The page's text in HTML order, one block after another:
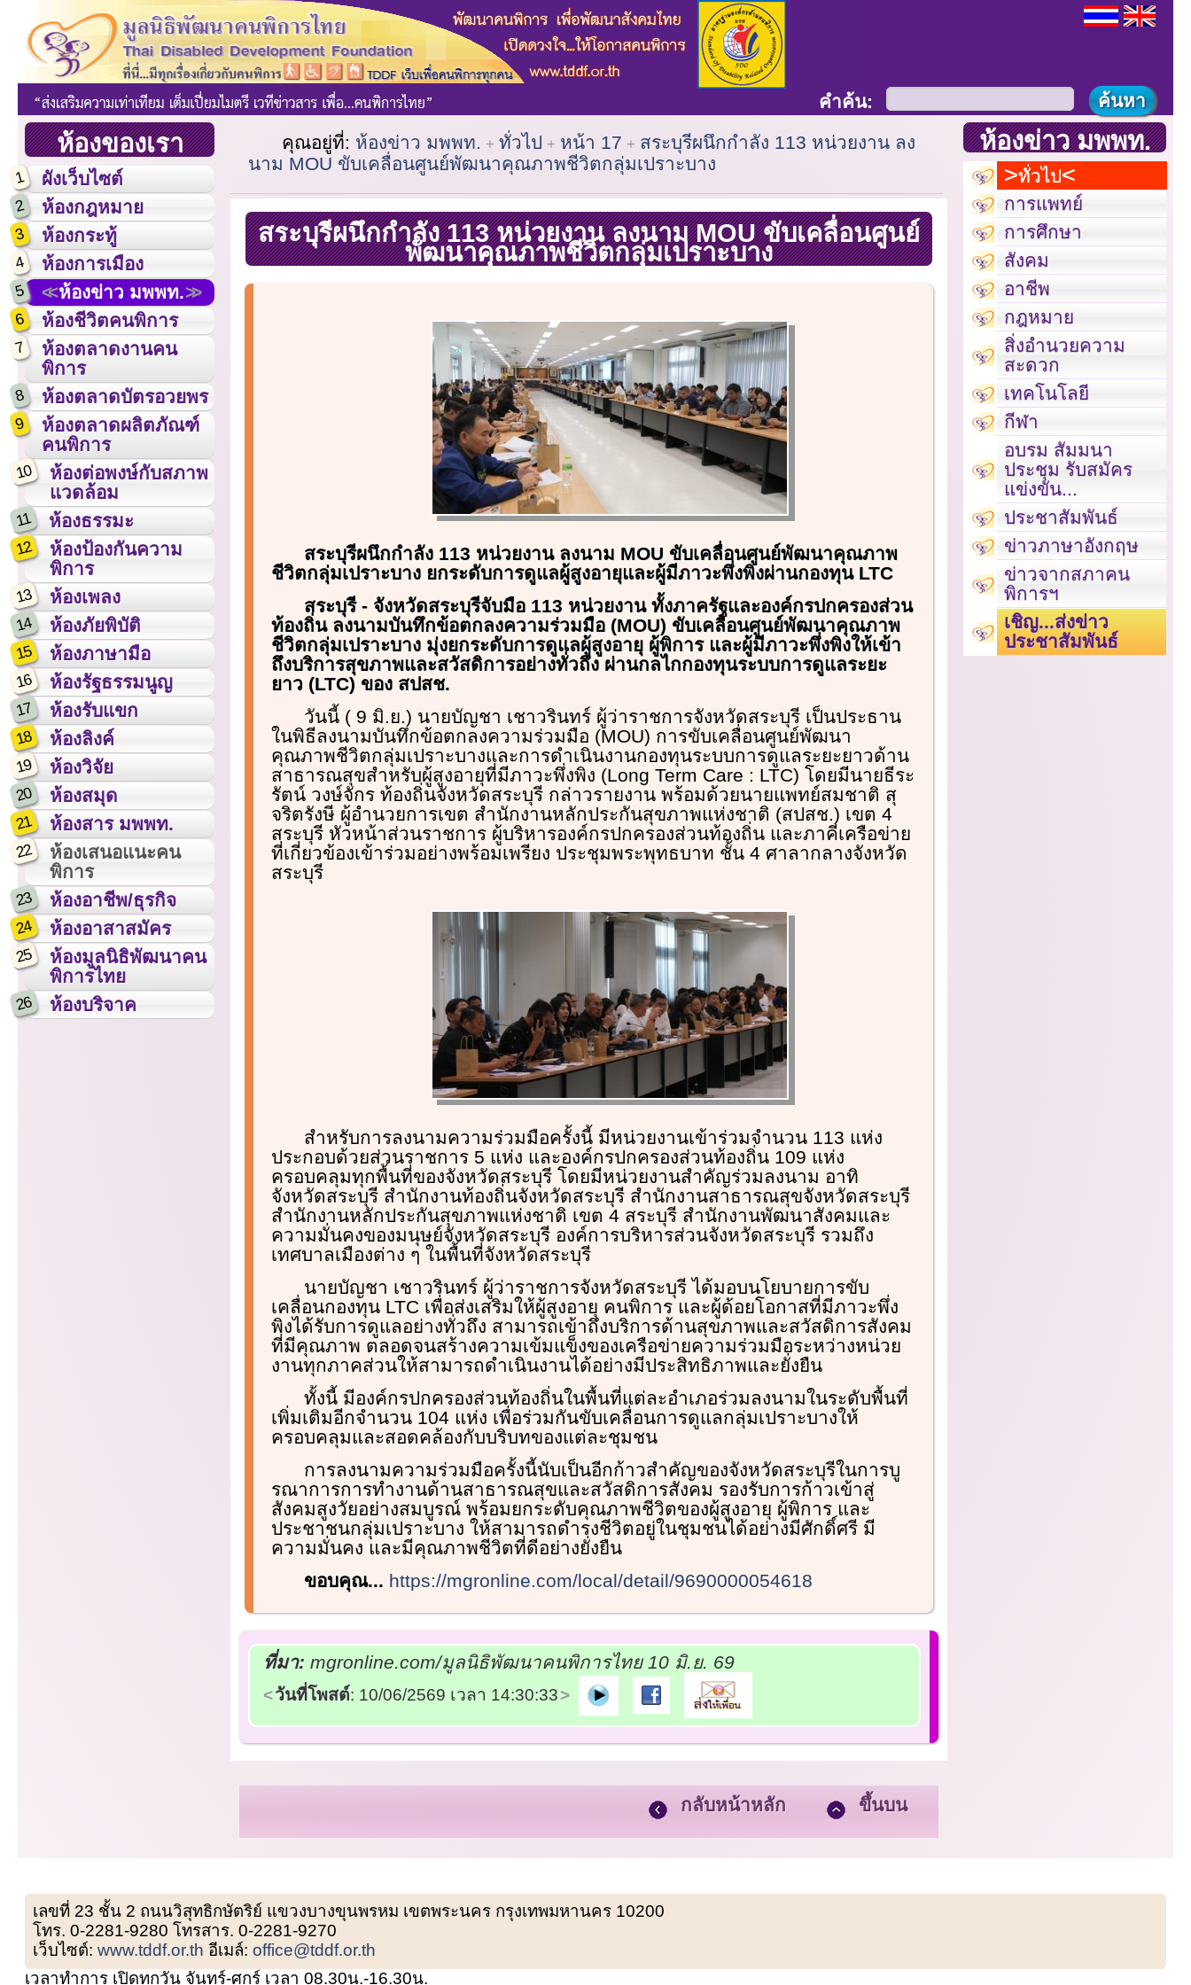
ห้องของเรา
1 ผังเว็บไซต์
2 ห้องกฎหมาย
3 ห้องกระทู้
4 ห้องการเมือง
5 ห้องข่าว มพพท.
6 ห้องชีวิตคนพิการ
7
ห้องตลาดงานคน
พิการ
8 ห้องตลาดบัตรอวยพร
9
ห้องตลาดผลิตภัณฑ์
คนพิการ
10
ห้องต่อพงษ์กับสภาพ
แวดล้อม
11 ห้องธรรมะ
12
ห้องป้องกันความ
พิการ
13 ห้องเพลง
14 ห้องภัยพิบัติ
15 ห้องภาษามือ
16 ห้องรัฐธรรมนูญ
17 ห้องรับแขก
18 ห้องลิงค์
19 ห้องวิจัย
20 ห้องสมุด
21 ห้องสาร มพพท.
22
ห้องเสนอแนะคน
พิการ
23 ห้องอาชีพ/ธุรกิจ
24 ห้องอาสาสมัคร
25
ห้องมูลนิธิพัฒนาคน
พิการไทย
26 ห้องบริจาค
คำค้น:
คุณอยู่ที่: ห้องข่าว มพพท. ทั่วไป หน้า 17
สระบุรีผนึกกำลัง 113 หน่วยงาน ลง
นาม MOU ขับเคลื่อนศูนย์พัฒนาคุณภาพชีวิตกลุ่มเปราะบาง
สระบุรีผนึกกำลัง 113 หน่วยงาน ลงนาม MOU ขับเคลื่อนศูนย์
พัฒนาคุณภาพชีวิตกลุ่มเปราะบาง
สระบุรีผนึกกำลัง 113 หน่วยงาน ลงนาม MOU ขับเคลื่อนศูนย์พัฒนาคุณภาพ
ชีวิตกลุ่มเปราะบาง ยกระดับการดูแลผู้สูงอายุและผู้มีภาวะพึ่งพิงผ่านกองทุน LTC
สระบุรี - จังหวัดสระบุรีจับมือ 113 หน่วยงาน ทั้งภาครัฐและองค์กรปกครองส่วน
ท้องถิ่น ลงนามบันทึกข้อตกลงความร่วมมือ (MOU) ขับเคลื่อนศูนย์พัฒนาคุณภาพ
ชีวิตกลุ่มเปราะบาง มุ่งยกระดับการดูแลผู้สูงอายุ ผู้พิการ และผู้มีภาวะพึ่งพิงให้เข้า
ถึงบริการสุขภาพและสวัสดิการอย่างทั่วถึง ผ่านกลไกกองทุนระบบการดูแลระยะ
ยาว (LTC) ของ สปสช.
วันนี้ ( 9 มิ.ย.) นายบัญชา เชาวรินทร์ ผู้ว่าราชการจังหวัดสระบุรี เป็นประธาน
ในพิธีลงนามบันทึกข้อตกลงความร่วมมือ (MOU) การขับเคลื่อนศูนย์พัฒนา
คุณภาพชีวิตกลุ่มเปราะบางและการดำเนินงานกองทุนระบบการดูแลระยะยาวด้าน
สาธารณสุขสำหรับผู้สูงอายุที่มีภาวะพึ่งพิง (Long Term Care : LTC) โดยมีนายธีระ
รัตน์ วงษ์จักร ท้องถิ่นจังหวัดสระบุรี กล่าวรายงาน พร้อมด้วยนายแพทย์สมชาติ สุ
จริตรังษี ผู้อำนวยการเขต สำนักงานหลักประกันสุขภาพแห่งชาติ (สปสช.) เขต 4
สระบุรี หัวหน้าส่วนราชการ ผู้บริหารองค์กรปกครองส่วนท้องถิ่น และภาคีเครือข่าย
ที่เกี่ยวข้องเข้าร่วมอย่างพร้อมเพรียง ประชุมพระพุทธบาท ชั้น 4 ศาลากลางจังหวัด
สระบุรี
สำหรับการลงนามความร่วมมือครั้งนี้ มีหน่วยงานเข้าร่วมจำนวน 113 แห่ง
ประกอบด้วยส่วนราชการ 5 แห่ง และองค์กรปกครองส่วนท้องถิ่น 109 แห่ง
ครอบคลุมทุกพื้นที่ของจังหวัดสระบุรี โดยมีหน่วยงานสำคัญร่วมลงนาม อาทิ
จังหวัดสระบุรี สำนักงานท้องถิ่นจังหวัดสระบุรี สำนักงานสาธารณสุขจังหวัดสระบุรี
สำนักงานหลักประกันสุขภาพแห่งชาติ เขต 4 สระบุรี สำนักงานพัฒนาสังคมและ
ความมั่นคงของมนุษย์จังหวัดสระบุรี องค์การบริหารส่วนจังหวัดสระบุรี รวมถึง
เทศบาลเมืองต่าง ๆ ในพื้นที่จังหวัดสระบุรี
นายบัญชา เชาวรินทร์ ผู้ว่าราชการจังหวัดสระบุรี ได้มอบนโยบายการขับ
เคลื่อนกองทุน LTC เพื่อส่งเสริมให้ผู้สูงอายุ คนพิการ และผู้ด้อยโอกาสที่มีภาวะพึ่ง
พิงได้รับการดูแลอย่างทั่วถึง สามารถเข้าถึงบริการด้านสุขภาพและสวัสดิการสังคม
ที่มีคุณภาพ ตลอดจนสร้างความเข้มแข็งของเครือข่ายความร่วมมือระหว่างหน่วย
งานทุกภาคส่วนให้สามารถดำเนินงานได้อย่างมีประสิทธิภาพและยั่งยืน
ทั้งนี้ มีองค์กรปกครองส่วนท้องถิ่นในพื้นที่แต่ละอำเภอร่วมลงนามในระดับพื้นที่
เพิ่มเติมอีกจำนวน 104 แห่ง เพื่อร่วมกันขับเคลื่อนการดูแลกลุ่มเปราะบางให้
ครอบคลุมและสอดคล้องกับบริบทของแต่ละชุมชน
การลงนามความร่วมมือครั้งนี้นับเป็นอีกก้าวสำคัญของจังหวัดสระบุรีในการบู
รณาการการทำงานด้านสาธารณสุขและสวัสดิการสังคม รองรับการก้าวเข้าสู่
สังคมสูงวัยอย่างสมบูรณ์ พร้อมยกระดับคุณภาพชีวิตของผู้สูงอายุ ผู้พิการ และ
ประชาชนกลุ่มเปราะบาง ให้สามารถดำรงชีวิตอยู่ในชุมชนได้อย่างมีศักดิ์ศรี มี
ความมั่นคง และมีคุณภาพชีวิตที่ดีอย่างยั่งยืน
ขอบคุณ... https://mgronline.com/local/detail/9690000054618
ที่มา: mgronline.com/มูลนิธิพัฒนาคนพิการไทย 10 มิ.ย. 69
วันที่โพสต์: 10/06/2569 เวลา 14:30:33
กลับหน้าหลัก ขึ้นบน
ห้องข่าว มพพท.
ทั่วไป
การแพทย์
การศึกษา
สังคม
อาชีพ
กฎหมาย
สิ่งอำนวยความ
สะดวก
เทคโนโลยี
กีฬา
อบรม สัมมนา
ประชุม รับสมัคร
แข่งขัน...
ประชาสัมพันธ์
ข่าวภาษาอังกฤษ
ข่าวจากสภาคน
พิการฯ
เชิญ...ส่งข่าว
ประชาสัมพันธ์
เลขที่ 23 ชั้น 2 ถนนวิสุทธิกษัตริย์ แขวงบางขุนพรหม เขตพระนคร กรุงเทพมหานคร 10200
โทร. 0-2281-9280 โทรสาร. 0-2281-9270
เว็บไซต์:www.tddf.or.th อีเมล์:office@tddf.or.th
เวลาทำการ เปิดทุกวัน จันทร์-ศุกร์ เวลา 08.30น.-16.30น.